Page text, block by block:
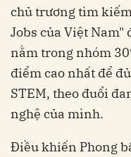
chủ trương tìm
Jobs của Việt Nam"
nằm trong nhóm
điểm cao nhất để
STEM, theo đuổi
nghệ của mình.
Điều khiến Phong